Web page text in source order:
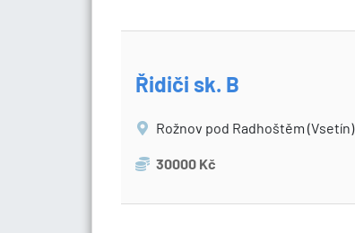
Řidiči sk. B
Rožnov pod Radhoštěm (Vsetín)
30000 Kč